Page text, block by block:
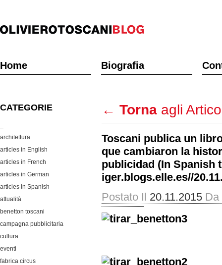
Home Biografia
CATEGORIE
architettura
articles in English
articles in French
articles in German
articles in Spanish
attualità
benetton toscani
campagna pubblicitaria
cultura
eventi
fabrica circus
← Torna agli
Toscani publica un
que cambiaron la
publicidad (In Spanish
iger.blogs.elle.es//
Postato Il 20.11.2015 Da